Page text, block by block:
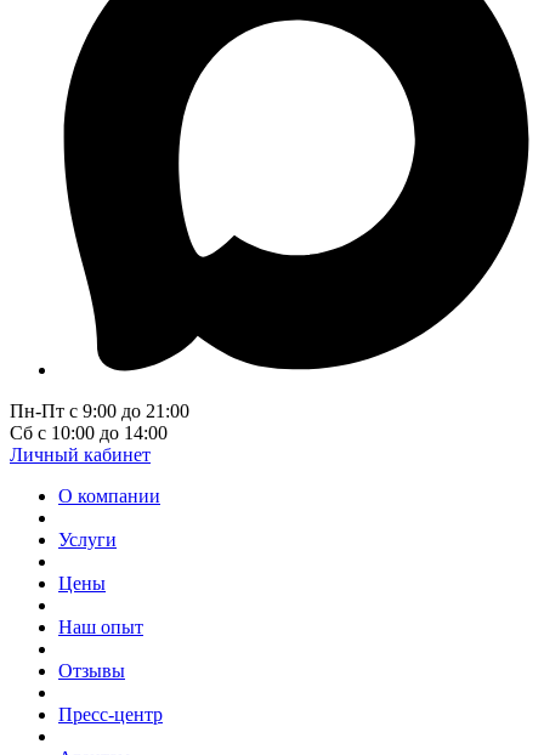
Пн-Пт с 9:00 до 21:00
Сб с 10:00 до 14:00
Личный кабинет
О компании
Услуги
Цены
Наш опыт
Отзывы
Пресс-центр